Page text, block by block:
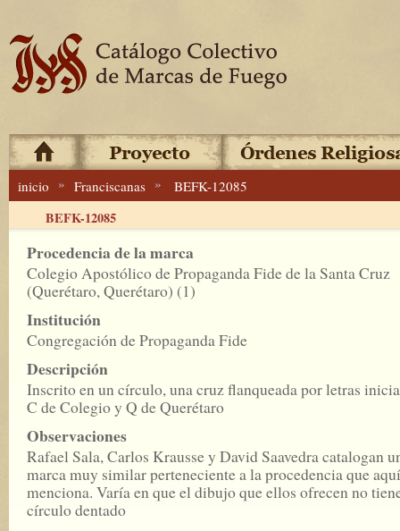
inicio » Franciscanas » BEFK-12085
BEFK-12085
Procedencia de la marca
Colegio Apostólico de Propaganda Fide de la Santa Cruz
(Querétaro, Querétaro) (1)
Institución
Congregación de Propaganda Fide
Descripción
Inscrito en un círculo, una cruz flanqueada por letras
C de Colegio y Q de Querétaro
Observaciones
Rafael Sala, Carlos Krausse y David Saavedra catalogan
marca muy similar perteneciente a la procedencia que
menciona. Varía en que el dibujo que ellos ofrecen no
círculo dentado